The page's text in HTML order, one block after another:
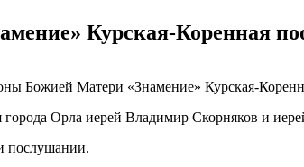
Курская-Коренная
Орла иерей Владимир Скорняков и
послушании.